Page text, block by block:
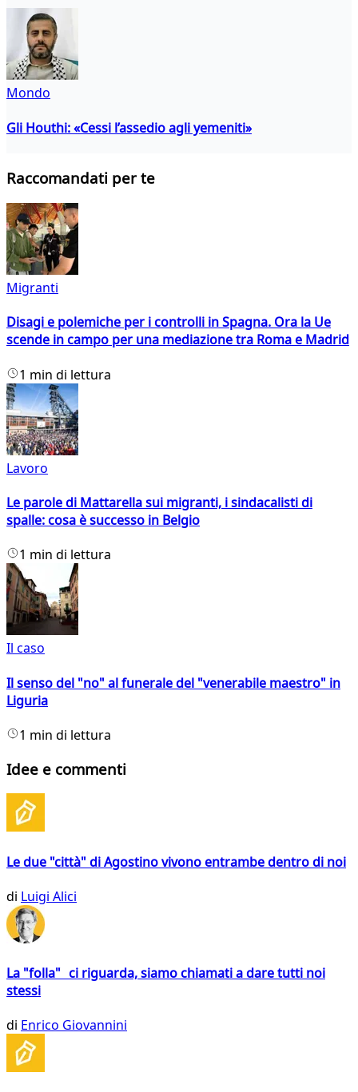
Mondo
Gli Houthi: «Cessi l’assedio agli yemeniti»
Raccomandati per te
Migranti
Disagi e polemiche per i controlli in Spagna. Ora la Ue
scende in campo per una mediazione tra Roma e Madrid
1 min di lettura
Lavoro
Le parole di Mattarella sui migranti, i sindacalisti di
spalle: cosa è successo in Belgio
1 min di lettura
Il caso
Il senso del "no" al funerale del "venerabile maestro" in
Liguria
1 min di lettura
Idee e commenti
Le due "città" di Agostino vivono entrambe dentro di noi
di Luigi Alici
La "folla" ci riguarda, siamo chiamati a dare tutti noi
stessi
di Enrico Giovannini